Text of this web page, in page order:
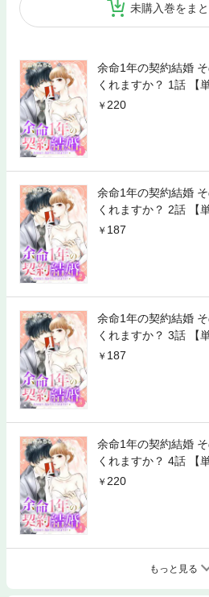
未購入巻をま
余命1年の契約結婚
くれますか？ 1話 【
220
余命1年の契約結婚
くれますか？ 2話 【
187
余命1年の契約結婚
くれますか？ 3話 【
187
余命1年の契約結婚
くれますか？ 4話 【
220
もっと見る